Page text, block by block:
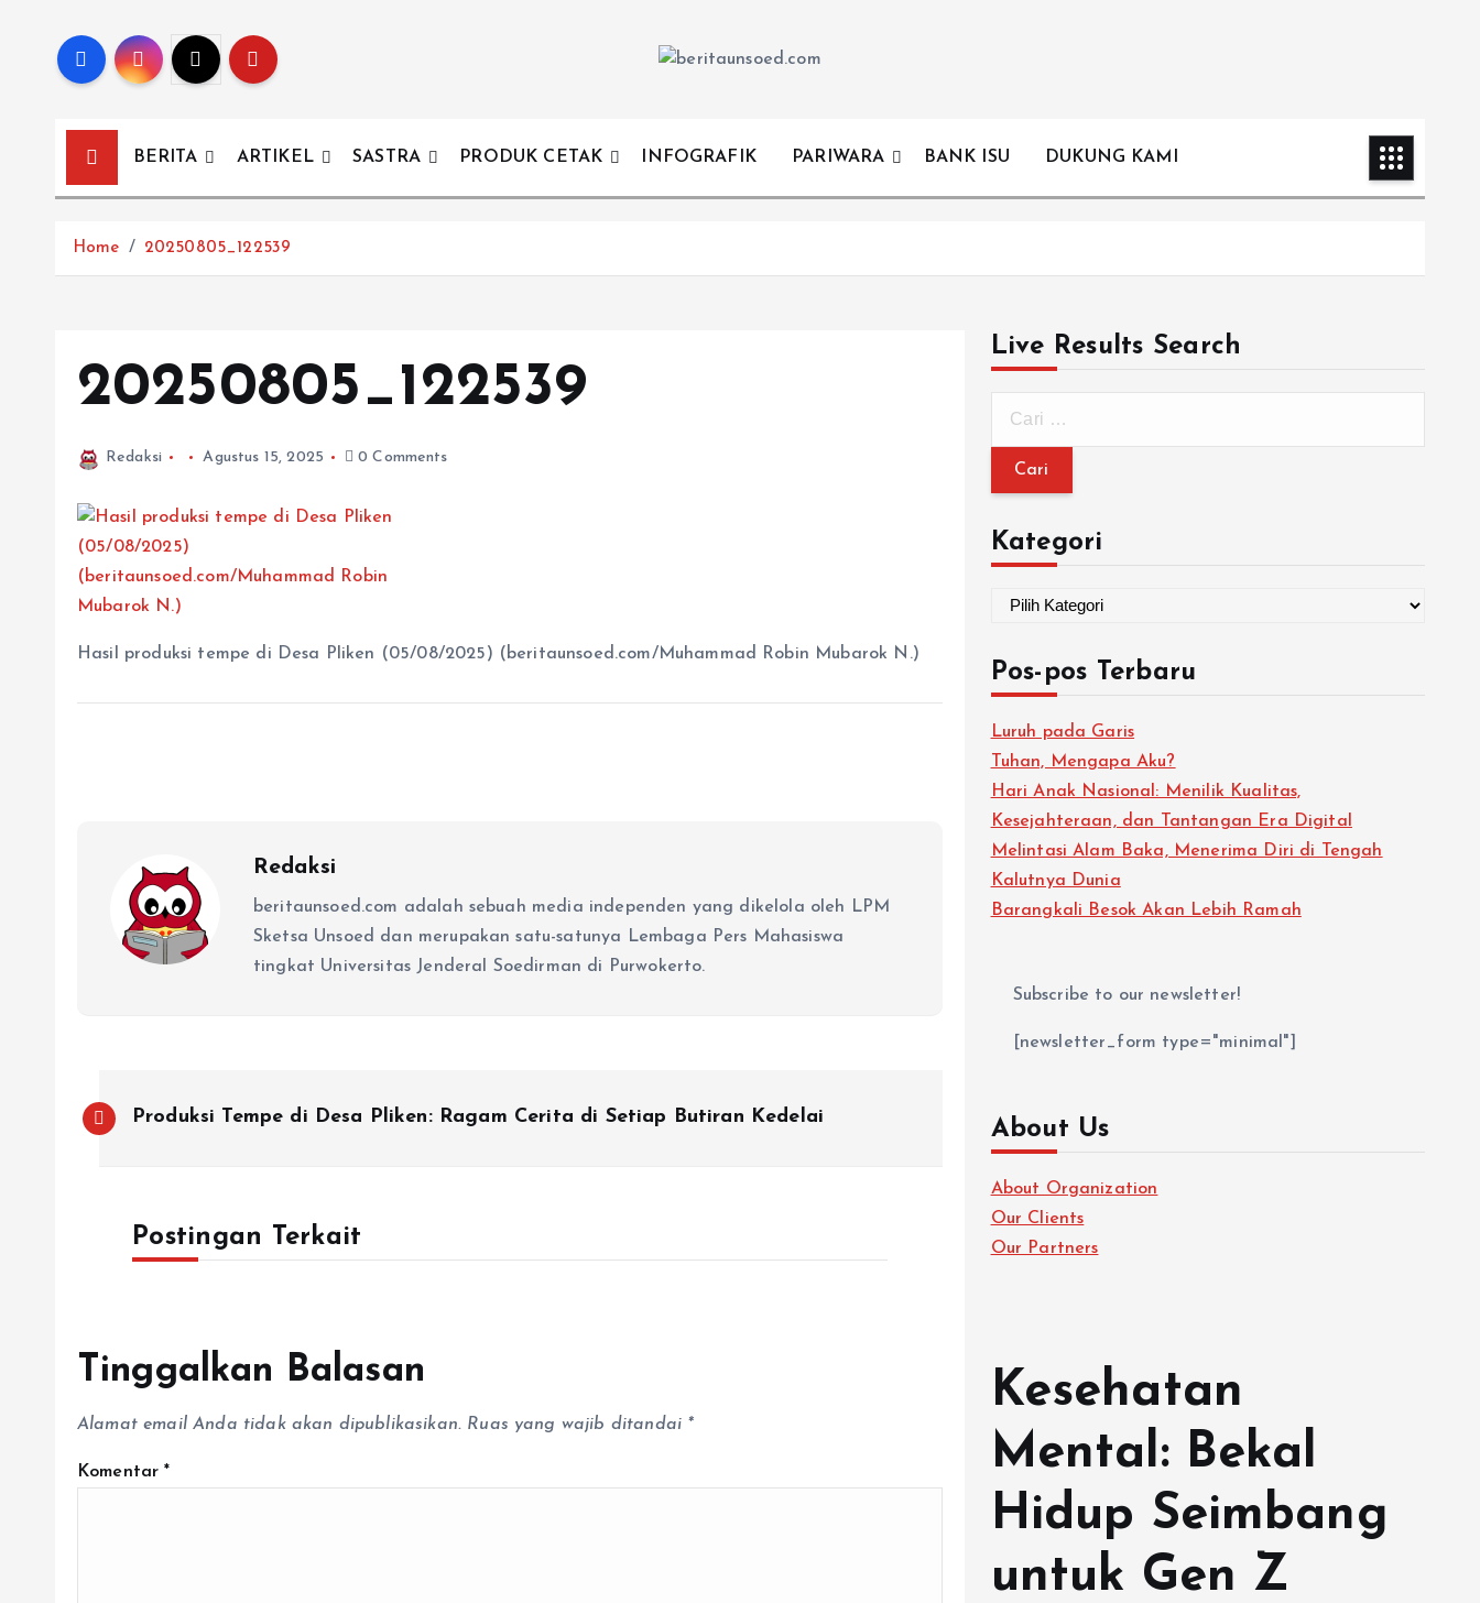
BERITA ARTIKEL SASTRA PRODUK CETAK INFOGRAFIK PARIWARA BANK ISU DUKUNG KAMI
Home 20250805_122539
20250805_122539
Redaksi Agustus 15, 2025 0 Comments
Hasil produksi tempe di Desa Pliken (05/08/2025) (beritaunsoed.com/Muhammad Robin Mubarok N.)
Redaksi
beritaunsoed.com adalah sebuah media independen yang dikelola oleh LPM
Sketsa Unsoed dan merupakan satu-satunya Lembaga Pers Mahasiswa
tingkat Universitas Jenderal Soedirman di Purwokerto.
Produksi Tempe di Desa Pliken: Ragam Cerita di Setiap Butiran Kedelai
Postingan Terkait
Tinggalkan Balasan
Alamat email Anda tidak akan dipublikasikan. Ruas yang wajib ditandai *
Komentar*
Live Results Search
Kategori
Pos-pos Terbaru
Luruh pada Garis
Tuhan, Mengapa Aku?
Hari Anak Nasional: Menilik Kualitas,
Kesejahteraan, dan Tantangan Era Digital
Melintasi Alam Baka, Menerima Diri di Tengah
Kalutnya Dunia
Barangkali Besok Akan Lebih Ramah
Subscribe to our newsletter!
[newsletter_form type="minimal"]
About Us
About Organization
Our Clients
Our Partners
Kesehatan
Mental: Bekal
Hidup Seimbang
untuk Gen Z